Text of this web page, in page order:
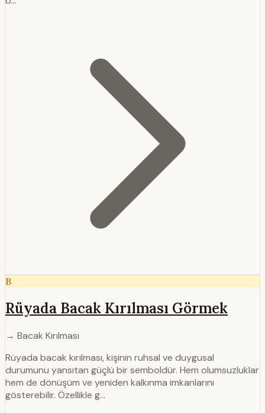
B
Rüyada Bacak Kırılması Görmek
→ Bacak Kırılması
Rüyada bacak kırılması, kişinin ruhsal ve duygusal
durumunu yansıtan güçlü bir semboldür. Hem olumsuzluklar
hem de dönüşüm ve yeniden kalkınma imkanlarını
gösterebilir. Özellikle g…